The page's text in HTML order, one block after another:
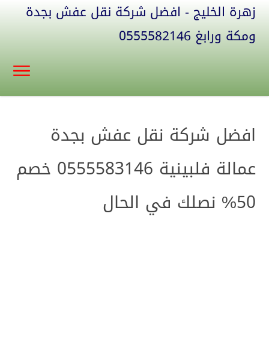
زهرة الخليج - افضل شركة نقل عفش بجدة
ومكة ورابغ 0555582146
افضل شركة نقل عفش بجدة
عمالة فلبينية 0555583146 خصم
50% نصلك في الحال